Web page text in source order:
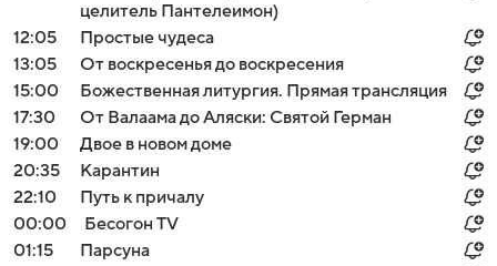
целитель Пантелеимон)
12:05
Простые чудеса
13:05
От воскресенья до воскресения
15:00
Божественная литургия. Прямая трансляция
17:30
От Валаама до Аляски: Святой Герман
19:00
Двое в новом доме
20:35
Карантин
22:10
Путь к причалу
00:00
Бесогон TV
01:15
Парсуна